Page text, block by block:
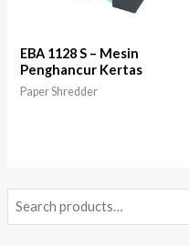
EBA 1128 S – Mesin
Penghancur Kertas
Paper Shredder